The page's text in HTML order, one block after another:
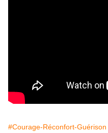
#Courage-Réconfort-Guérison